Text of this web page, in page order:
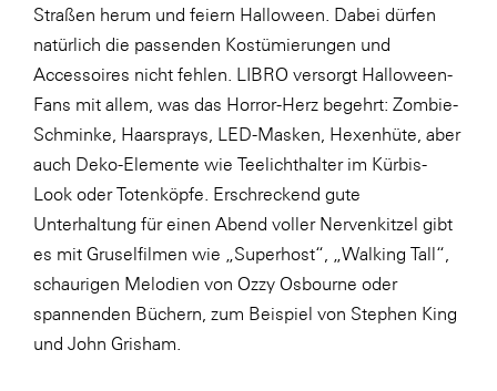
MTH Retail Group
OMV
OptimaMed
PAGRO
PHH Rechtsanwält:innen
Primark
Salesforce
sebamed
SeneCura
Straßen herum und feiern Halloween. Dabei dürfen
natürlich die passenden Kostümierungen und
Accessoires nicht fehlen. LIBRO versorgt Halloween-
Fans mit allem, was das Horror-Herz begehrt: Zombie-
Schminke, Haarsprays, LED-Masken, Hexenhüte, aber
auch Deko-Elemente wie Teelichthalter im Kürbis-
Look oder Totenköpfe. Erschreckend gute
Unterhaltung für einen Abend voller Nervenkitzel gibt
es mit Gruselfilmen wie „Superhost“, „Walking Tall“,
schaurigen Melodien von Ozzy Osbourne oder
spannenden Büchern, zum Beispiel von Stephen King
und John Grisham.